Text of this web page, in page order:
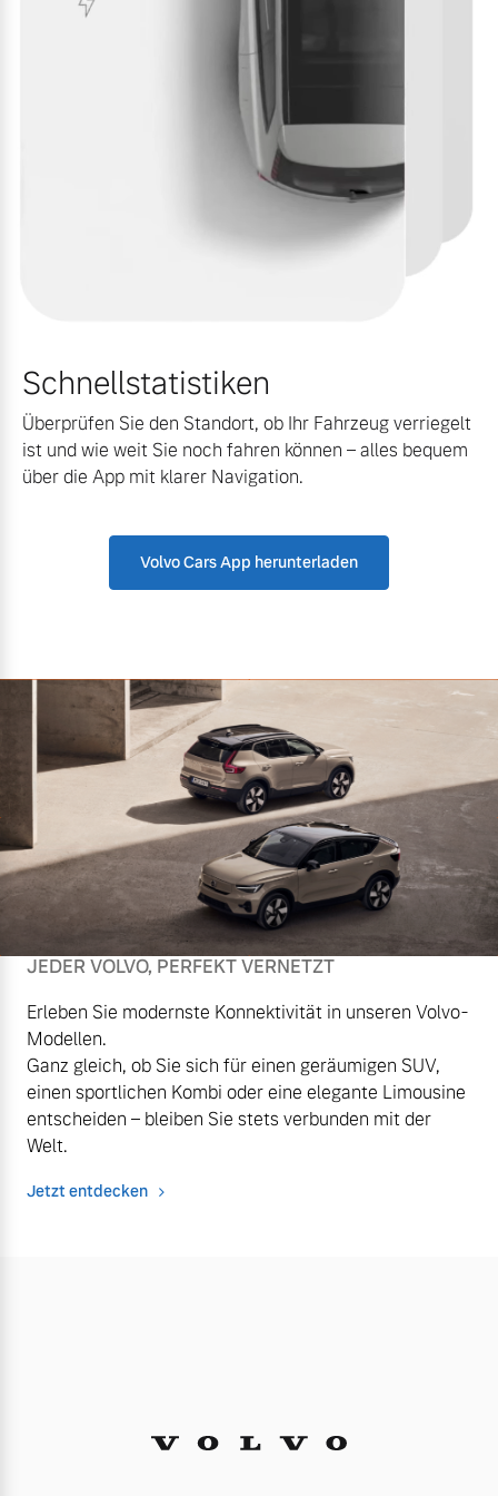
Mehr erfahren
Finanzierung & Leasing
Schnellstatistiken
Überprüfen Sie den Standort, ob Ihr Fahrzeug verriegelt
ist und wie weit Sie noch fahren können – alles bequem
über die App mit klarer Navigation.
Volvo Cars App herunterladen
JEDER VOLVO, PERFEKT VERNETZT
Erleben Sie modernste Konnektivität in unseren Volvo-
Modellen.
Ganz gleich, ob Sie sich für einen geräumigen SUV,
einen sportlichen Kombi oder eine elegante Limousine
entscheiden – bleiben Sie stets verbunden mit der
Welt.
Jetzt entdecken